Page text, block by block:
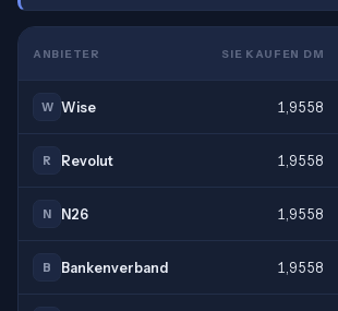
ANBIETER SIE KAUFEN DM
W Wise 1,9558
R Revolut 1,9558
N N26 1,9558
B Bankenverband 1,9558